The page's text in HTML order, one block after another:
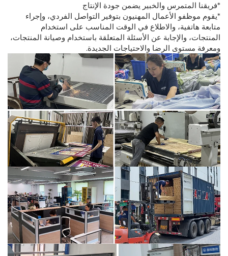
*فريقنا المتمرس والخبير يضمن جودة الإنتاج
*يقوم موظفو الأعمال المهنيون بتوفير التواصل الفردي، وإجراء
متابعة هاتفية، والاطلاع في الوقت المناسب على استخدام
المنتجات، والإجابة عن الأسئلة المتعلقة باستخدام وصيانة المنتجات،
ومعرفة مستوى الرضا والاحتياجات الجديدة.